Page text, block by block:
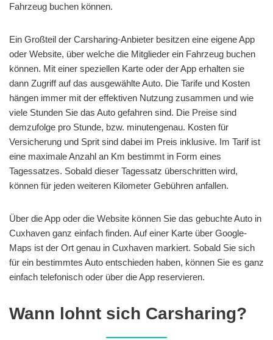
Fahrzeug buchen können.
Ein Großteil der Carsharing-Anbieter besitzen eine eigene App
oder Website, über welche die Mitglieder ein Fahrzeug buchen
können. Mit einer speziellen Karte oder der App erhalten sie
dann Zugriff auf das ausgewählte Auto. Die Tarife und Kosten
hängen immer mit der effektiven Nutzung zusammen und wie
viele Stunden Sie das Auto gefahren sind. Die Preise sind
demzufolge pro Stunde, bzw. minutengenau. Kosten für
Versicherung und Sprit sind dabei im Preis inklusive. Im Tarif ist
eine maximale Anzahl an Km bestimmt in Form eines
Tagessatzes. Sobald dieser Tagessatz überschritten wird,
können für jeden weiteren Kilometer Gebühren anfallen.
Über die App oder die Website können Sie das gebuchte Auto in
Cuxhaven ganz einfach finden. Auf einer Karte über Google-
Maps ist der Ort genau in Cuxhaven markiert. Sobald Sie sich
für ein bestimmtes Auto entschieden haben, können Sie es ganz
einfach telefonisch oder über die App reservieren.
Wann lohnt sich Carsharing?